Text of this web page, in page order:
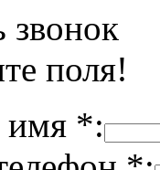
звонок
поля!
*: